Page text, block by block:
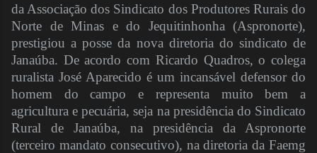
da Associação dos Sindicato dos Produtores Rurais do
Norte de Minas e do Jequitinhonha (Aspronorte),
prestigiou a posse da nova diretoria do sindicato de
Janaúba. De acordo com Ricardo Quadros, o colega
ruralista José Aparecido é um incansável defensor do
homem do campo e representa muito bem a
agricultura e pecuária, seja na presidência do Sindicato
Rural de Janaúba, na presidência da Aspronorte
(terceiro mandato consecutivo), na diretoria da Faemg